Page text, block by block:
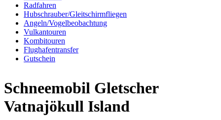
Radfahren
Hubschrauber/Gleitschirmfliegen
Angeln/Vogelbeobachtung
Vulkantouren
Kombitouren
Flughafentransfer
Gutschein
Schneemobil Gletscher
Vatnajökull Island